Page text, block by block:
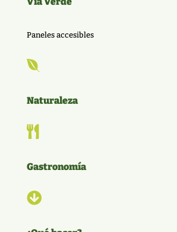
Paneles accesibles

Naturaleza

Gastronomía
